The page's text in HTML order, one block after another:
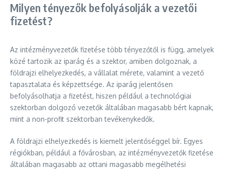
Milyen tényezők befolyásolják a vezetői
fizetést?
Az intézményvezetők fizetése több tényezőtől is függ, amelyek
közé tartozik az iparág és a szektor, amiben dolgoznak, a
földrajzi elhelyezkedés, a vállalat mérete, valamint a vezető
tapasztalata és képzettsége. Az iparág jelentősen
befolyásolhatja a fizetést, hiszen például a technológiai
szektorban dolgozó vezetők általában magasabb bért kapnak,
mint a non-profit szektorban tevékenykedők.
A földrajzi elhelyezkedés is kiemelt jelentőséggel bír. Egyes
régiókban, például a fővárosban, az intézményvezetők fizetése
általában magasabb az ottani magasabb megélhetési